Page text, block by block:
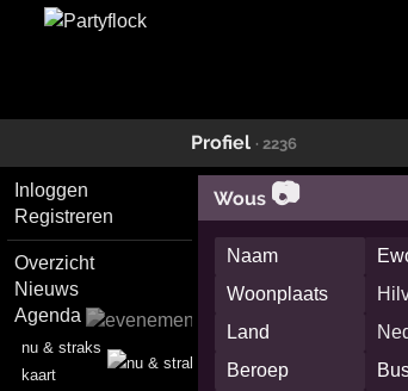
Profiel · 2236
Inloggen
Registreren
Overzicht
Nieuws
Agenda
nu & straks
kaart
Wous 📷
Naam
Woonplaats
Land
Beroep